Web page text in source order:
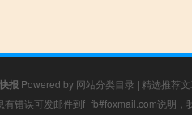
报 Powered by 网站分类目录 | 精选推荐
错误可发邮件到f_fb#foxmail.com说明，